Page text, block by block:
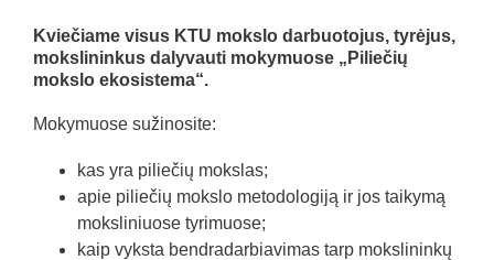
Kviečiame visus KTU mokslo darbuotojus, tyrėjus,
mokslininkus dalyvauti mokymuose „Piliečių
mokslo ekosistema“.
Mokymuose sužinosite:
kas yra piliečių mokslas;
apie piliečių mokslo metodologiją ir jos taikymą
moksliniuose tyrimuose;
kaip vyksta bendradarbiavimas tarp mokslininkų